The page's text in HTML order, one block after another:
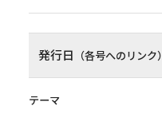
発行日 （各号へのリンク）
テーマ